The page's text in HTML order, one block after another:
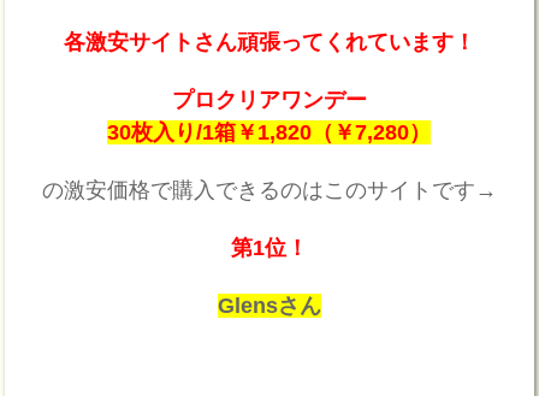
各激安サイトさん頑張ってくれています！
プロクリアワンデー
30枚入り/1箱￥1,820（￥7,280）
の激安価格で購入できるのはこのサイトです→
第1位！
Glensさん